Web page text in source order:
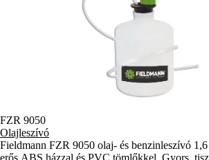
FZR 9050
Olajleszívó
Fieldmann FZR 9050 olaj- és benzinleszívó
erős ABS házzal és PVC tömlőkkel. Gyors,